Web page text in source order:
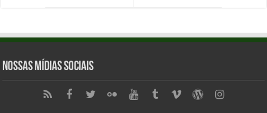
Nossas Mídias Sociais